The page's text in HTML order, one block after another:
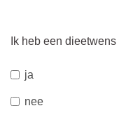
Ik heb een dieetwens
ja
nee